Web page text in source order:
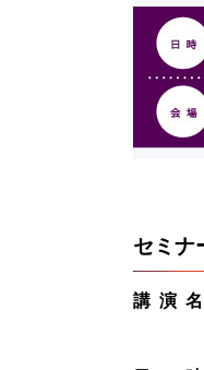
セミナ
講演名